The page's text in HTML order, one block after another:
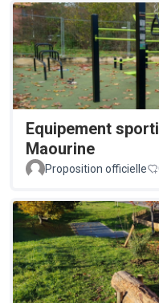
Equipement
Maourine
Proposition officielle